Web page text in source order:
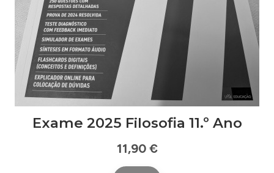
Exame 2025 Filosofia 11.º Ano
11,90 €